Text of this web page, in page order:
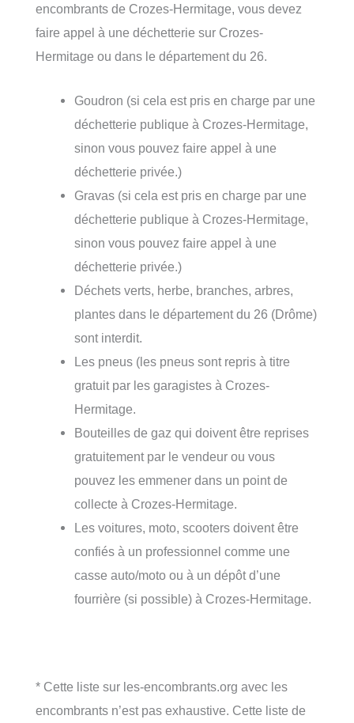
encombrants de Crozes-Hermitage, vous devez
faire appel à une déchetterie sur Crozes-
Hermitage ou dans le département du 26.
Goudron (si cela est pris en charge par une
déchetterie publique à Crozes-Hermitage,
sinon vous pouvez faire appel à une
déchetterie privée.)
Gravas (si cela est pris en charge par une
déchetterie publique à Crozes-Hermitage,
sinon vous pouvez faire appel à une
déchetterie privée.)
Déchets verts, herbe, branches, arbres,
plantes dans le département du 26 (Drôme)
sont interdit.
Les pneus (les pneus sont repris à titre
gratuit par les garagistes à Crozes-
Hermitage.
Bouteilles de gaz qui doivent être reprises
gratuitement par le vendeur ou vous
pouvez les emmener dans un point de
collecte à Crozes-Hermitage.
Les voitures, moto, scooters doivent être
confiés à un professionnel comme une
casse auto/moto ou à un dépôt d’une
fourrière (si possible) à Crozes-Hermitage.
* Cette liste sur les-encombrants.org avec les
encombrants n’est pas exhaustive. Cette liste de